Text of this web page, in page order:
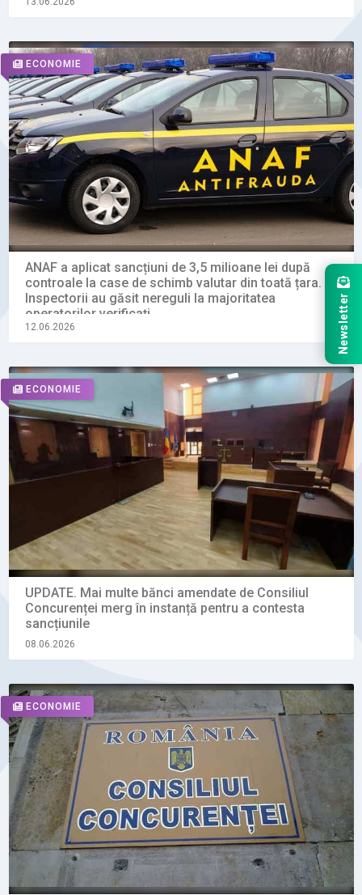
ECONOMIE
ANAF a aplicat sancțiuni de 3,5 milioane lei după
controale la case de schimb valutar din toată țara.
Inspectorii au găsit nereguli la majoritatea
operatorilor verificați
12.06.2026
ECONOMIE
UPDATE. Mai multe bănci amendate de Consiliul
Concurenței merg în instanță pentru a contesta
sancțiunile
08.06.2026
ECONOMIE
Newsletter